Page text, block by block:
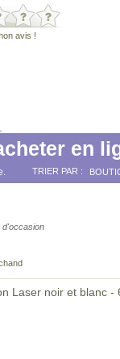
avis !
en
TRIER PAR :
d'occasion
Laser noir et blanc -